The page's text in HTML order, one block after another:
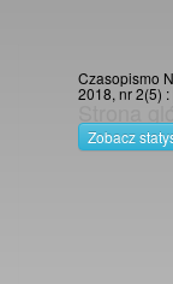
Czasopismo
2018, nr 2(5) :
Strona
Zobacz